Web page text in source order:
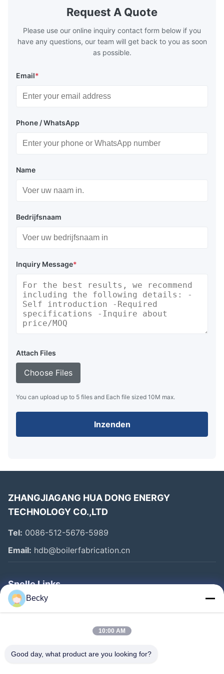
boilers is generally in the temperature
range of 200°C – 250°C, so there
Request A Quote
Please use our online inquiry contact form below if you
have any questions, our team will get back to you as soon
as possible.
Email*
Phone / WhatsApp
Name
Bedrijfsnaam
Inquiry Message*
Attach Files
Choose Files
You can upload up to 5 files and Each file sized 10M max.
Inzenden
ZHANGJIAGANG HUA DONG ENERGY
TECHNOLOGY CO.,LTD
Tel: 0086-512-5676-5989
Email: hdb@boilerfabrication.cn
Snelle Links
Huis
Fabrieksreis
Becky
10:00 AM
Good day, what product are you looking for?